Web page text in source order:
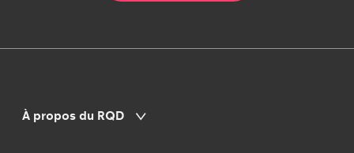
À propos du RQD